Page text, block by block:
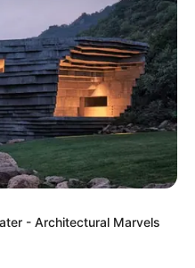
Your Joint
- Architectural Marvels